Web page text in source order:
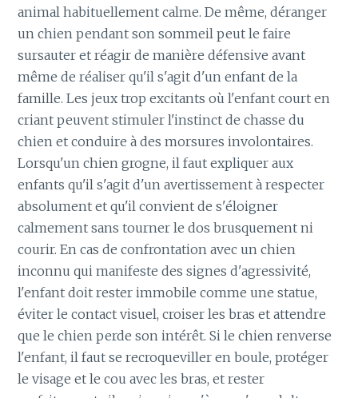
animal habituellement calme. De même, déranger
un chien pendant son sommeil peut le faire
sursauter et réagir de manière défensive avant
même de réaliser qu'il s'agit d'un enfant de la
famille. Les jeux trop excitants où l'enfant court en
criant peuvent stimuler l'instinct de chasse du
chien et conduire à des morsures involontaires.
Lorsqu'un chien grogne, il faut expliquer aux
enfants qu'il s'agit d'un avertissement à respecter
absolument et qu'il convient de s'éloigner
calmement sans tourner le dos brusquement ni
courir. En cas de confrontation avec un chien
inconnu qui manifeste des signes d'agressivité,
l'enfant doit rester immobile comme une statue,
éviter le contact visuel, croiser les bras et attendre
que le chien perde son intérêt. Si le chien renverse
l'enfant, il faut se recroqueviller en boule, protéger
le visage et le cou avec les bras, et rester